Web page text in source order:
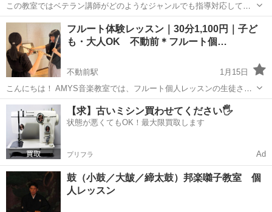
この教室ではベテラン講師がどのようなジャンルでも指導対応してお
ります。 初心者、クラシック、上級者、コード弾き、ジャズ、弾き語
り、保育士対策コースがございます。 どうぞ遠慮なくご相談くださ
い。 https://po...
東京 品川区 大崎駅 ピアノ 音楽教室
フルート体験レッスン｜30分1,100円｜子ど
も・大人OK 不動前＊フルート個…
不動前駅
1月15日
こんにちは！ AMYS音楽教室では、フルート個人レッスンの生徒さん
を募集しています。 初心者から経験者まで、年齢問わず丁寧に指導し
ます♪ 体験レッスンも行っておりますので、ぜひお試しください✨ 学
校・お仕事帰りに♪ ...
東京 品川区 不動前駅 フルート レッスン
【求】古いミシン買わせてください🖐️
状態が悪くてもOK！最大限買取します
プリフラ Ad
鼓（小鼓／大皷／締太鼓）邦楽囃子教室 個
人レッスン